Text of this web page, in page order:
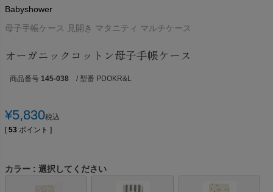
Babyshower
母子手帳ケース 見開き マタニティ マルチケース
オーガニックコットン母子手帳ケース
商品番号 145-038 / 型番 PDOKR&L
¥5,830税込
[ 53 ポイント ]
カラー 選択してください